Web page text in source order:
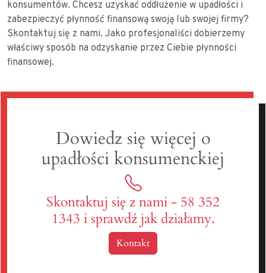
konsumentów. Chcesz uzyskać oddłużenie w upadłości i
zabezpieczyć płynność finansową swoją lub swojej firmy?
Skontaktuj się z nami. Jako profesjonaliści dobierzemy
właściwy sposób na odzyskanie przez Ciebie płynności
finansowej.
Dowiedz się więcej o
upadłości konsumenckiej
Skontaktuj się z nami - 58 352
1343 i sprawdź jak działamy.
Kontakt